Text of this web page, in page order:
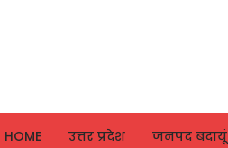
HOME उत्तर प्रदेश जनपद बदायूं